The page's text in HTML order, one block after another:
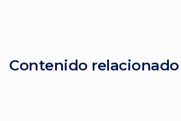
Contenido relacionado